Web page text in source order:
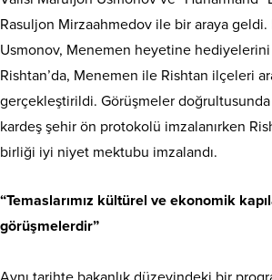
Rasuljon Mirzaahmedov ile bir araya geldi.
Usmonov, Menemen heyetine
Rishtan’da, Menemen ile Rishtan ilçeleri
gerçekleştirildi. Görüşmeler
kardeş şehir ön protokolü imzalanırken
birliği iyi niyet mektubu imzalandı.
“Temaslarımız kültürel ve ekonomik
görüşmelerdir”